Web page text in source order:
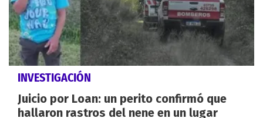
INVESTIGACIÓN
Juicio por Loan: un perito confirmó que
hallaron rastros del nene en un lugar